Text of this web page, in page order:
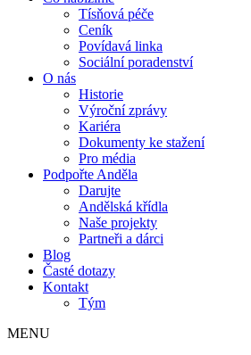
Tísňová péče
Ceník
Povídavá linka
Sociální poradenství
O nás
Historie
Výroční zprávy
Kariéra
Dokumenty ke stažení
Pro média
Podpořte Anděla
Darujte
Andělská křídla
Naše projekty
Partneři a dárci
Blog
Časté dotazy
Kontakt
Tým
MENU